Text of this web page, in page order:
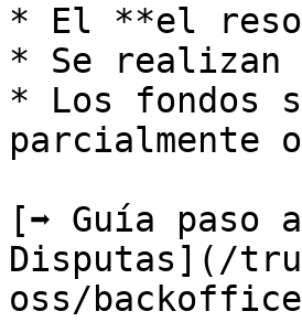
* El **el
* Se realizan
* Los fondos
parcialmente
[➡️ Guía paso
Disputas](/
oss/